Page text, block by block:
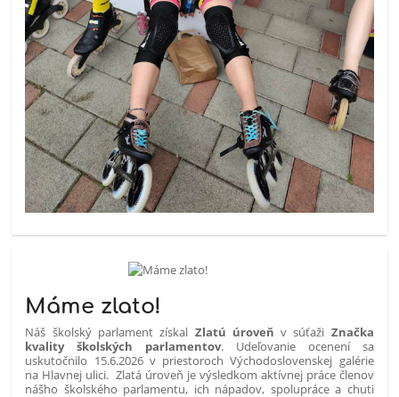
Máme zlato!
Náš školský parlament získal Zlatú úroveň v súťaži Značka
kvality školských parlamentov. Udeľovanie ocenení sa
uskutočnilo 15.6.2026 v priestoroch Východoslovenskej galérie
na Hlavnej ulici. Zlatá úroveň je výsledkom aktívnej práce členov
nášho školského parlamentu, ich nápadov, spolupráce a chuti